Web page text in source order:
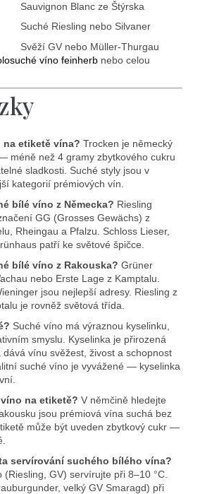
Sauvignon Blanc ze Štýrska
Suché Riesling nebo Silvaner
Svěží GV nebo Müller-Thurgau
víno feinherb nebo celou
na etiketě vína? Trocken je německý
méně než 4 gramy zbytkového cukru
sladkosti. Suché styly jsou v
kategorií prémiových vín.
bílé víno z Německa? Riesling
GG (Grosses Gewächs) z
Rheingau a Pfalzu. Schloss Lieser,
patří ke světové špičce.
bílé víno z Rakouska? Grüner
nebo Erste Lage z Kamptalu.
jsou nejlepší adresy. Riesling z
je rovněž světová třída.
Suché víno má výraznou kyselinku,
smyslu. Kyselinka je přirozená
vínu svěžest, živost a schopnost
suché víno je vyvážené — kyselinka
na etiketě? V němčině hledejte
jsou prémiová vína suchá bez
může být uveden zbytkový cukr —
servírování suchého bílého vína?
GV) servírujte při 8–10 °C.
velký GV Smaragd) při